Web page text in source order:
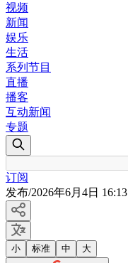
视频
新闻
娱乐
生活
系列节目
直播
播客
互动新闻
专题
订阅
发布/2026年6月4日 16:13
小 标准 中 大